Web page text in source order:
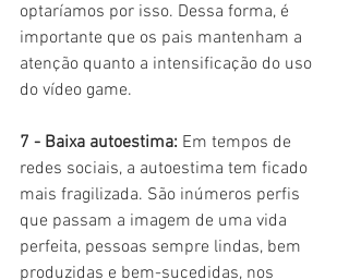
optaríamos por isso. Dessa forma, é
importante que os pais mantenham a
atenção quanto a intensificação do uso
do vídeo game.
7 - Baixa autoestima: Em tempos de
redes sociais, a autoestima tem ficado
mais fragilizada. São inúmeros perfis
que passam a imagem de uma vida
perfeita, pessoas sempre lindas, bem
produzidas e bem-sucedidas, nos